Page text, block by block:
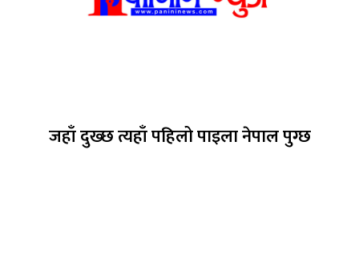
जहाँ दुख्छ त्यहाँ पहिलो पाइला नेपाल पुग्छ